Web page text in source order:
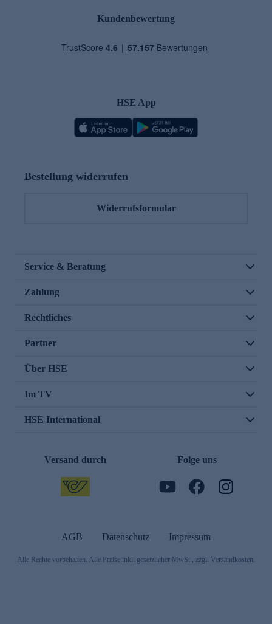
Kundenbewertung
HSE App
Bestellung widerrufen
Widerrufsformular
Service & Beratung
Zahlung
Rechtliches
Partner
Über HSE
Im TV
HSE International
Versand durch Folge uns
AGB Datenschutz Impressum
Alle Rechte vorbehalten. Alle Preise inkl. gesetzlicher MwSt., zzgl. Versandkosten.